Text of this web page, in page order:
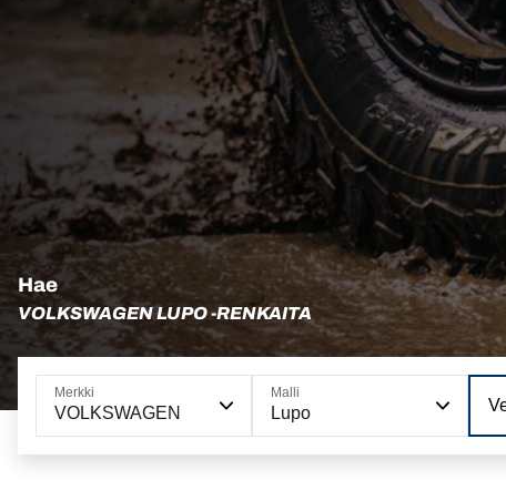
Hae
VOLKSWAGEN LUPO -RENKAITA
Merkki
VOLKSWAGEN
Malli
Lupo